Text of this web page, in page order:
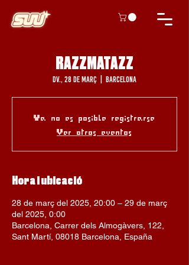
RAZZMATAZZ
dv., 28 de març Barcelona
Ya no es posible registrarse
Ver otros eventos
Hora i ubicació
28 de març del 2025, 20:00 – 29 de març
del 2025, 0:00
Barcelona, Carrer dels Almogàvers, 122,
Sant Martí, 08018 Barcelona, España